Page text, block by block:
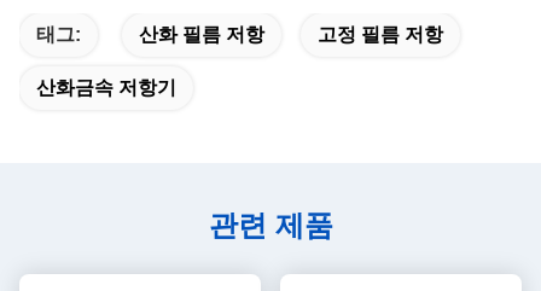
태그: 산화 필름 저항 고정 필름 저항
산화금속 저항기
관련 제품